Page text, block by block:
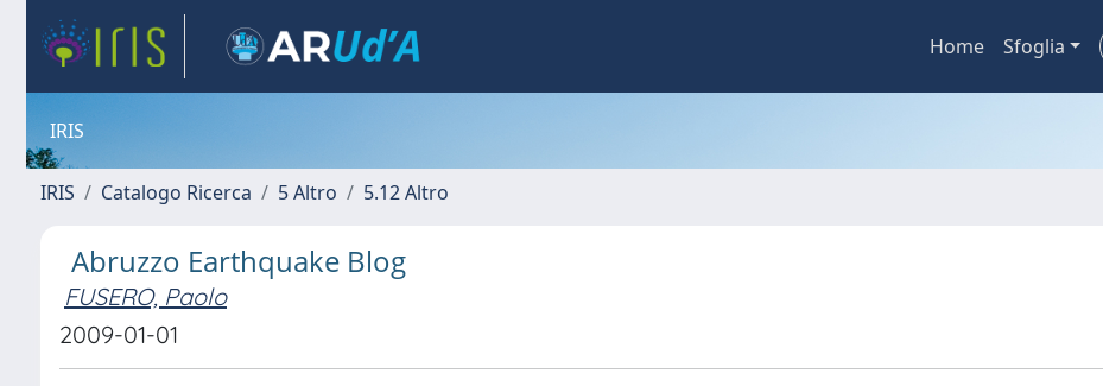
Home Sfoglia
IRIS
IRIS Catalogo Ricerca 5 Altro 5.12 Altro
Abruzzo Earthquake Blog
FUSERO, Paolo
2009-01-01